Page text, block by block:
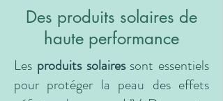
Des produits solaires de
haute performance
Les produits solairessont essentiels
pour protéger la peau des effets